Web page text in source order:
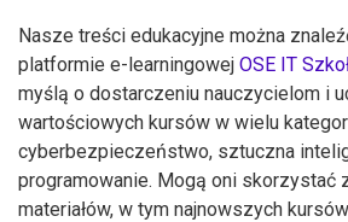
Nasze treści edukacyjne można
platformie e-learningowej OSE IT
myślą o dostarczeniu nauczycielom i
wartościowych kursów w wielu
cyberbezpieczeństwo, sztuczna
programowanie. Mogą oni skorzystać
materiałów, w tym najnowszych kursów